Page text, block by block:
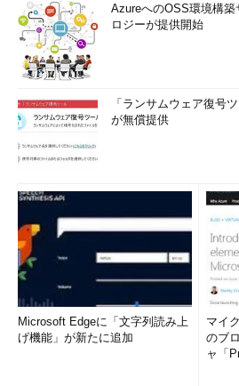
AzureへのOSS環境構
ロジーが提供開始
「ランサムウェア復号
が無償提供
Microsoft Edgeに「文字列読み上
げ機能」が新たに追加
マイ
のブ
ャ「